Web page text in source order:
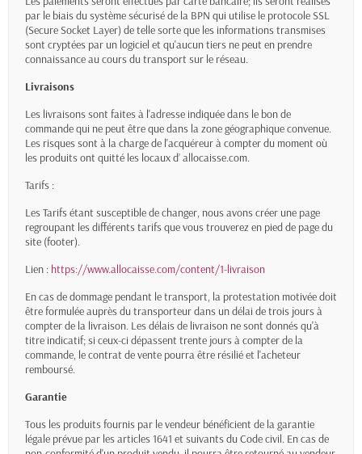
par le biais du système sécurisé de la BPN qui utilise le protocole SSL
(Secure Socket Layer) de telle sorte que les informations transmises
sont cryptées par un logiciel et qu'aucun tiers ne peut en prendre
connaissance au cours du transport sur le réseau.
Livraisons
Les livraisons sont faites à l'adresse indiquée dans le bon de
commande qui ne peut être que dans la zone géographique convenue.
Les risques sont à la charge de l'acquéreur à compter du moment où
les produits ont quitté les locaux d’ allocaisse.com.
Tarifs :
Les Tarifs étant susceptible de changer, nous avons créer une page
regroupant les différents tarifs que vous trouverez en pied de page du
site (footer).
Lien : https://www.allocaisse.com/content/1-livraison
En cas de dommage pendant le transport, la protestation motivée doit
être formulée auprès du transporteur dans un délai de trois jours à
compter de la livraison. Les délais de livraison ne sont donnés qu'à
titre indicatif; si ceux-ci dépassent trente jours à compter de la
commande, le contrat de vente pourra être résilié et l'acheteur
remboursé.
Garantie
Tous les produits fournis par le vendeur bénéficient de la garantie
légale prévue par les articles 1641 et suivants du Code civil. En cas de